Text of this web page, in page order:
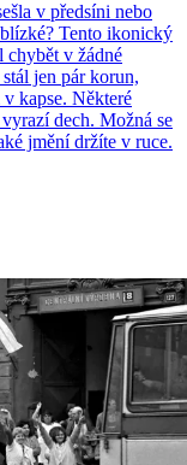
v předsíni nebo
Tento ikonický
chybět v žádné
jen pár korun,
kapse. Některé
dech. Možná se
jmění držíte v ruce.